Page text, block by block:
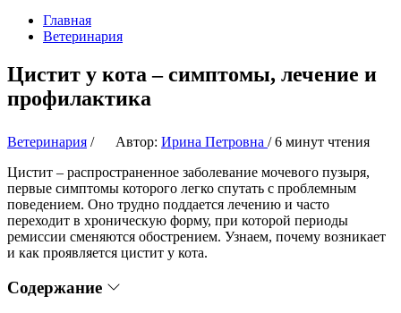
Главная
Ветеринария
Цистит у кота – симптомы, лечение и
профилактика
Ветеринария / Автор: Ирина Петровна /6 минут чтения
Цистит – распространенное заболевание мочевого пузыря,
первые симптомы которого легко спутать с проблемным
поведением. Оно трудно поддается лечению и часто
переходит в хроническую форму, при которой периоды
ремиссии сменяются обострением. Узнаем, почему возникает
и как проявляется цистит у кота.
Содержание